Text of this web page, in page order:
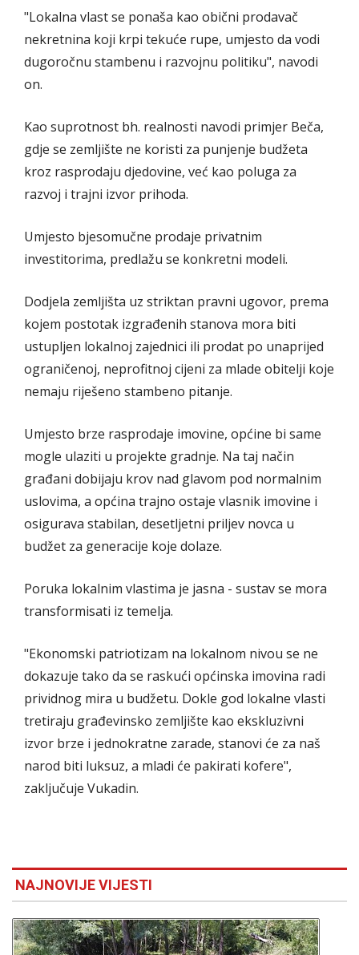
"Lokalna vlast se ponaša kao obični prodavač
nekretnina koji krpi tekuće rupe, umjesto da vodi
dugoročnu stambenu i razvojnu politiku", navodi
on.
Kao suprotnost bh. realnosti navodi primjer Beča,
gdje se zemljište ne koristi za punjenje budžeta
kroz rasprodaju djedovine, već kao poluga za
razvoj i trajni izvor prihoda.
Umjesto bjesomučne prodaje privatnim
investitorima, predlažu se konkretni modeli.
Dodjela zemljišta uz striktan pravni ugovor, prema
kojem postotak izgrađenih stanova mora biti
ustupljen lokalnoj zajednici ili prodat po unaprijed
ograničenoj, neprofitnoj cijeni za mlade obitelji koje
nemaju riješeno stambeno pitanje.
Umjesto brze rasprodaje imovine, općine bi same
mogle ulaziti u projekte gradnje. Na taj način
građani dobijaju krov nad glavom pod normalnim
uslovima, a općina trajno ostaje vlasnik imovine i
osigurava stabilan, desetljetni priljev novca u
budžet za generacije koje dolaze.
Poruka lokalnim vlastima je jasna - sustav se mora
transformisati iz temelja.
"Ekonomski patriotizam na lokalnom nivou se ne
dokazuje tako da se raskući općinska imovina radi
prividnog mira u budžetu. Dokle god lokalne vlasti
tretiraju građevinsko zemljište kao ekskluzivni
izvor brze i jednokratne zarade, stanovi će za naš
narod biti luksuz, a mladi će pakirati kofere",
zaključuje Vukadin.
NAJNOVIJE VIJESTI